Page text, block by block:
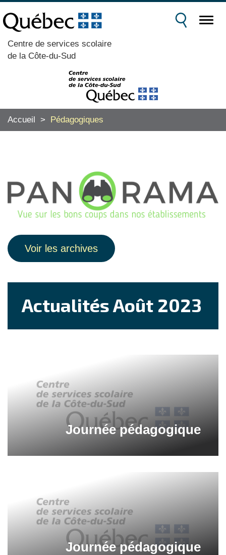
Centre de services scolaire
de la Côte-du-Sud
Accueil > Pédagogiques
Voir les archives
Actualités Août 2023
Journée pédagogique
Journée pédagogique